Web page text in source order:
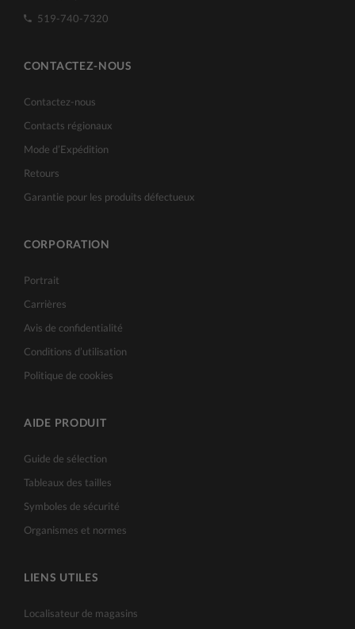
519-740-7320
CONTACTEZ-NOUS
Contactez-nous
Contacts régionaux
Mode d’Expédition
Retours
Garantie pour les produits défectueux
CORPORATION
Portrait
Carrières
Avis de confidentialité
Conditions d’utilisation
Politique de cookies
AIDE PRODUIT
Guide de sélection
Tableaux des tailles
Symboles de sécurité
Organismes et normes
LIENS UTILES
Localisateur de magasins